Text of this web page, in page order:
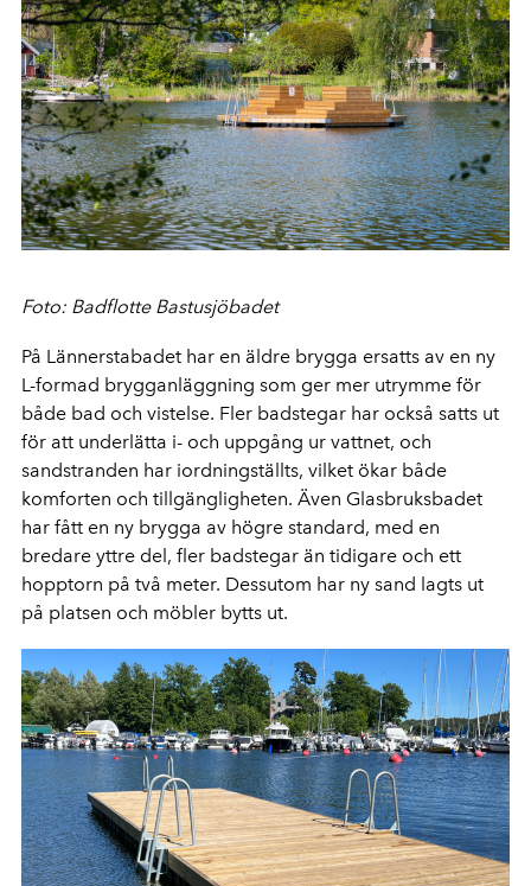
Foto: Badflotte Bastusjöbadet
På Lännerstabadet har en äldre brygga ersatts av en ny
L-formad brygganläggning som ger mer utrymme för
både bad och vistelse. Fler badstegar har också satts ut
för att underlätta i- och uppgång ur vattnet, och
sandstranden har iordningställts, vilket ökar både
komforten och tillgängligheten. Även Glasbruksbadet
har fått en ny brygga av högre standard, med en
bredare yttre del, fler badstegar än tidigare och ett
hopptorn på två meter. Dessutom har ny sand lagts ut
på platsen och möbler bytts ut.